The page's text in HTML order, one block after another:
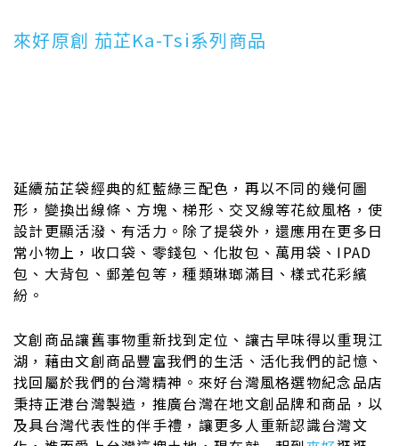
來好原創 茄芷Ka-Tsi系列商品
延續茄芷袋經典的紅藍綠三配色，再以不同的幾何圖
形，變換出線條、方塊、梯形、交叉線等花紋風格，使
設計更顯活潑、有活力。除了提袋外，還應用在更多日
常小物上，收口袋、零錢包、化妝包、萬用袋、IPAD
包、大背包、郵差包等，種類琳瑯滿目、樣式花彩繽
紛。
文創商品讓舊事物重新找到定位、讓古早味得以重現江
湖，藉由文創商品豐富我們的生活、活化我們的記憶、
找回屬於我們的台灣精神。 來好台灣風格選物紀念品店
秉持正港台灣製造，推廣台灣在地文創品牌和商品，以
及具台灣代表性的伴手禮，讓更多人重新認識台灣文